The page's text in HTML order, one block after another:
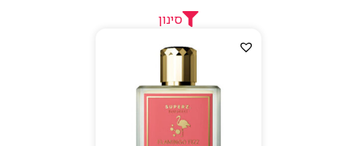
לחובבי בישום המחפשים ניחוחות יוקרתיים, מקוריים ובעלי
נוכחות יוצאת דופן.
סינון